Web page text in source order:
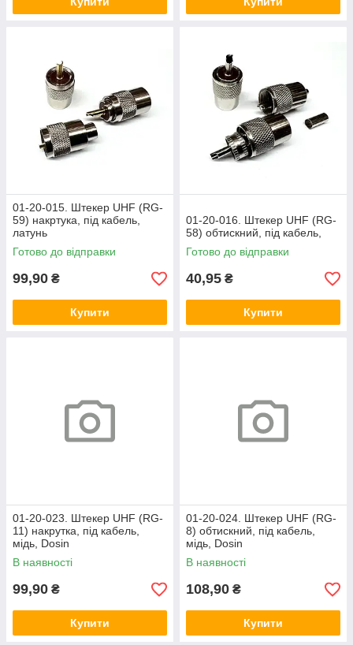
01-20-015. Штекер UHF (RG-
59) накртука, під кабель,
латунь
Готово до відправки
99,90 ₴
Купити
01-20-016. Штекер UHF (RG-
58) обтискний, під кабель,
Готово до відправки
40,95 ₴
Купити
01-20-023. Штекер UHF (RG-
11) накрутка, під кабель,
мідь, Dosin
В наявності
99,90 ₴
Купити
01-20-024. Штекер UHF (RG-
8) обтискний, під кабель,
мідь, Dosin
В наявності
108,90 ₴
Купити